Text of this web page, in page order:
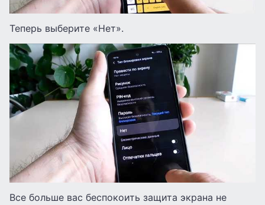
Теперь выберите «Нет».
Все больше вас беспокоить защита экрана не